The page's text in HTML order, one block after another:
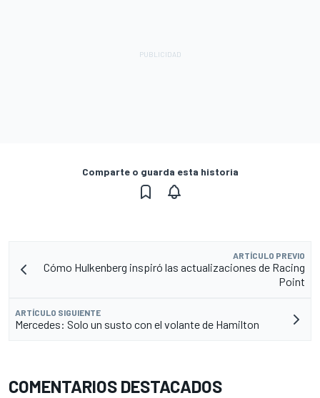
Comparte o guarda esta historia
ARTÍCULO PREVIO
Cómo Hulkenberg inspiró las actualizaciones de Racing
Point
ARTÍCULO SIGUIENTE
Mercedes: Solo un susto con el volante de Hamilton
COMENTARIOS DESTACADOS